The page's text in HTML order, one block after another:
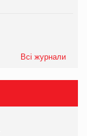
Всі журнали